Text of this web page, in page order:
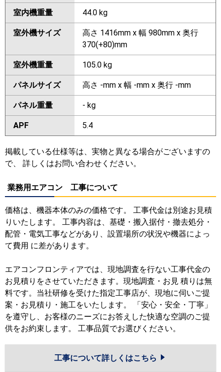
室内機重量 44.0 kg
室外機サイズ
高さ 1416mm x 幅 980mm x 奥行
370(+80)mm
室外機重量 105.0 kg
パネルサイズ 高さ -mm x 幅 -mm x 奥行 -mm
パネル重量 - kg
APF 5.4
掲載している仕様等は、実物と異なる場合がございますの
で、 詳しくはお問い合わせください。
業務用エアコン 工事について
価格は、機器本体のみの価格です。 工事代金は別途お見積
りいたします。 工事内容は、基礎・搬入据付・撤去処分・
配管・電気工事などがあり、設置場所の状況や機器によっ
て費用 に差があります。
エアコンフロンティアでは、現地調査を行ない工事代金の
お見積りをさせていただきます。現地調査・お見 積りは無
料です。当社研修を受けた指定工事店が、現地に伺いご提
案・お見積り・施工をいたします。 「安心・安全・丁寧」
を遵守し、お客様のニーズにお答えした快適な空調のご提
供をお約束します。 工事品質でお選びください。
工事について詳しくはこちら